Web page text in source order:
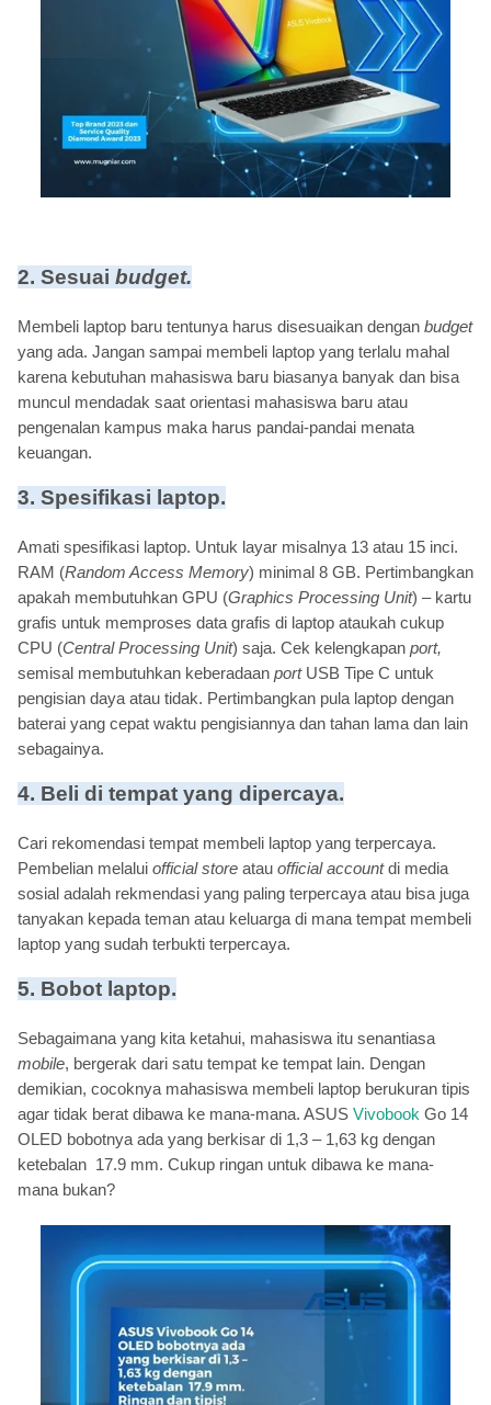
2. Sesuai budget.
Membeli laptop baru tentunya harus disesuaikan dengan budget
yang ada. Jangan sampai membeli laptop yang terlalu mahal
karena kebutuhan mahasiswa baru biasanya banyak dan bisa
muncul mendadak saat orientasi mahasiswa baru atau
pengenalan kampus maka harus pandai-pandai menata
keuangan.
3. Spesifikasi laptop.
Amati spesifikasi laptop. Untuk layar misalnya 13 atau 15 inci.
RAM (Random Access Memory) minimal 8 GB. Pertimbangkan
apakah membutuhkan GPU (Graphics Processing Unit) – kartu
grafis untuk memproses data grafis di laptop ataukah cukup
CPU (Central Processing Unit) saja. Cek kelengkapan port,
semisal membutuhkan keberadaan portUSB Tipe C untuk
pengisian daya atau tidak. Pertimbangkan pula laptop dengan
baterai yang cepat waktu pengisiannya dan tahan lama dan lain
sebagainya.
4. Beli di tempat yang dipercaya.
Cari rekomendasi tempat membeli laptop yang terpercaya.
Pembelian melalui official store atau official accountdi media
sosial adalah rekmendasi yang paling terpercaya atau bisa juga
tanyakan kepada teman atau keluarga di mana tempat membeli
laptop yang sudah terbukti terpercaya.
5. Bobot laptop.
Sebagaimana yang kita ketahui, mahasiswa itu senantiasa
mobile, bergerak dari satu tempat ke tempat lain. Dengan
demikian, cocoknya mahasiswa membeli laptop berukuran tipis
agar tidak berat dibawa ke mana-mana. ASUS Vivobook Go 14
OLED bobotnya ada yang berkisar di 1,3 – 1,63 kg dengan
ketebalan 17.9 mm. Cukup ringan untuk dibawa ke mana-
mana bukan?